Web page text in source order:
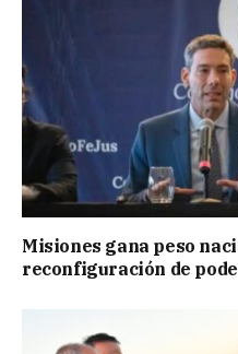
Misiones gana peso
reconfiguración de